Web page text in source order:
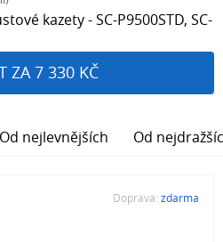
kazety - SC-P9500STD, SC-
ZA 7 330 KČ
Od nejlevnějších Od
Doprava: zdarma